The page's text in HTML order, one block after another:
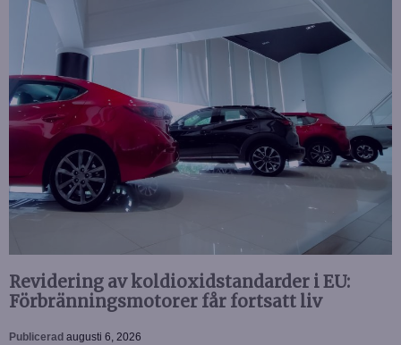
Revidering av koldioxidstandarder i EU:
Förbränningsmotorer får fortsatt liv
Publicerad augusti 6, 2026